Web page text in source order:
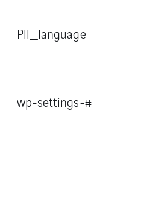
Pll_language
wp-settings-#